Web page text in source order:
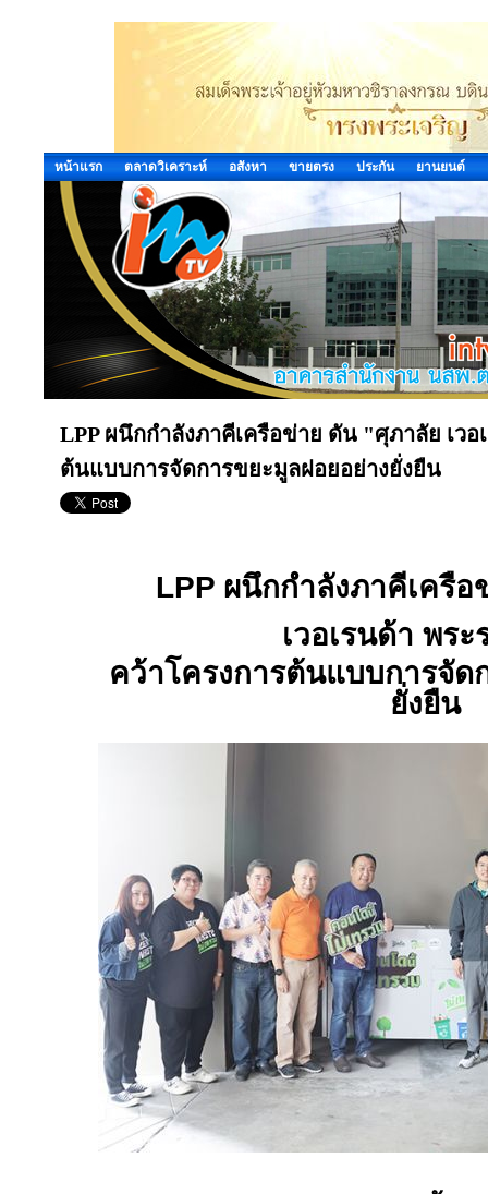
หน้าแรก ตลาดวิเคราะห์ อสังหา ขายตรง ประกัน ยานยนต์
LPP ผนึกกำลังภาคีเครือข่าย ดัน "ศุภาลัย เวอ
ต้นแบบการจัดการขยะมูลฝอยอย่างยั่งยืน
LPP ผนึกกำลังภาคีเครื
เวอเรนด้า พร
คว้าโครงการต้นแบบการจัด
ยั่งยืน